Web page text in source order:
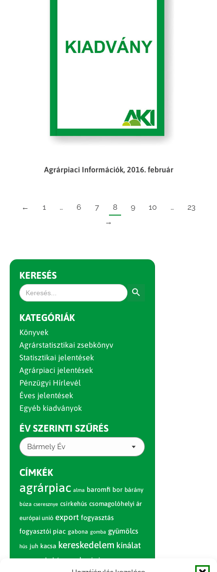
Agrárpiaci Információk, 2016. február
← 1 … 6 7 8 9 10 …
23
→
KERESÉS
Search
for:
KATEGÓRIÁK
Könyvek
Agrárstatisztikai zsebkönyv
Statisztikai jelentések
Agrárpiaci jelentések
Pénzügyi Hírlevél
Éves jelentések
Egyéb kiadványok
ÉV SZERINTI SZŰRÉS
Bármely Év
CÍMKÉK
agrárpiac alma baromfi bor bárány
búza cseresznye csirkehús csomagolóhelyi ár
európai unió export fogyasztás
fogyasztói piac gabona gomba gyümölcs
hús juh kacsa kereskedelem kínálat
körte marhahús nagybani piac narancs